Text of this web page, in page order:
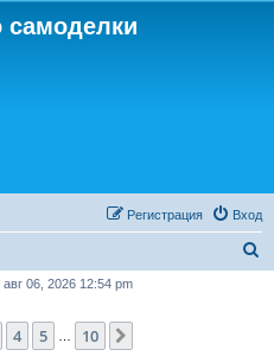
самоделки
Вход
Регистрация
06, 2026 12:54 pm
из 10
4 5 10